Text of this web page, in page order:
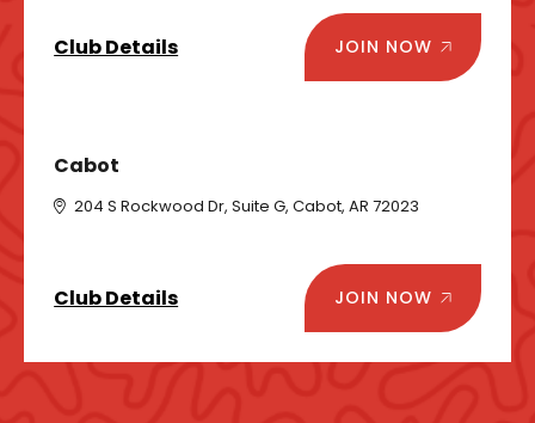
Club Details JOIN NOW
Cabot
204 S Rockwood Dr, Suite G, Cabot, AR 72023
Club Details JOIN NOW